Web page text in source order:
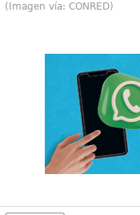
(Imagen vía: CONRED)